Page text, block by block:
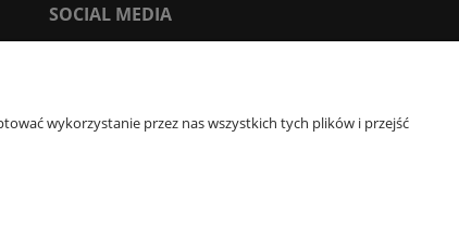
SOCIAL MEDIA
wykorzystanie przez nas wszystkich tych plików i przejść